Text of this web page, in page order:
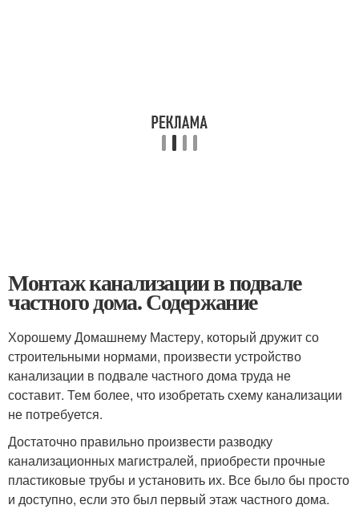
Монтаж канализации в подвале
частного дома. Содержание
Хорошему Домашнему Мастеру, который дружит со
строительными нормами, произвести устройство
канализации в подвале частного дома труда не
составит. Тем более, что изобретать схему канализации
не потребуется.
Достаточно правильно произвести разводку
канализационных магистралей, приобрести прочные
пластиковые трубы и установить их. Все было бы просто
и доступно, если это был первый этаж частного дома.